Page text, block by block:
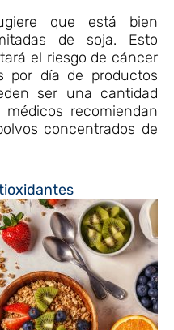
que está bien
de soja. Esto
el riesgo de cáncer
por día de productos
ser una cantidad
recomiendan
concentrados de